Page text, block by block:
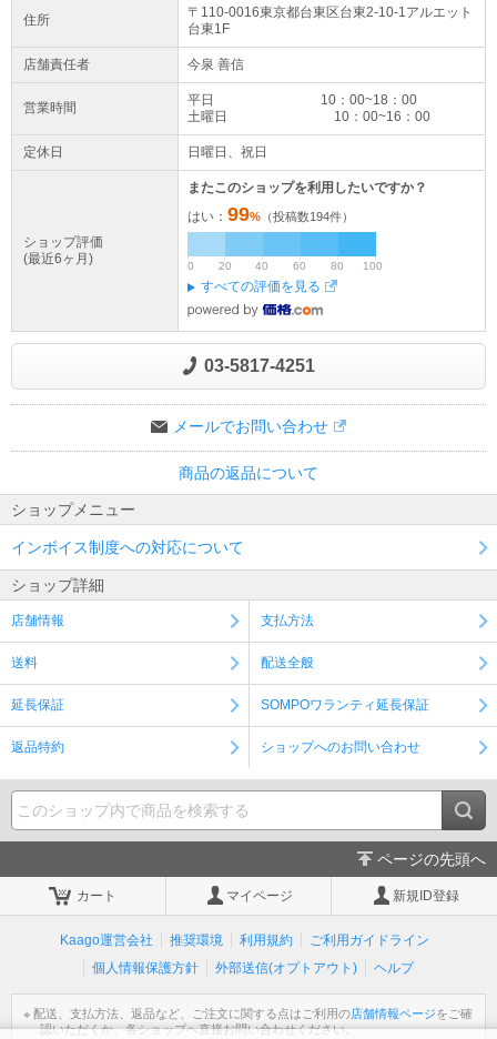
住所 〒110-0016東京都台東区台東2-10-1 アルエット
台東1F
店舗責任者 今泉 善信
営業時間
平日 10：00~18：00
土曜日 10：00~16：00
定休日 日曜日、祝日
ショップ評価
(最近6ヶ月)
またこのショップを利用したいですか？
はい： 99% （投稿数194件）
0 20 40 60 80 100
すべての評価を見る
03-5817-4251
メールでお問い合わせ
商品の返品について
ショップメニュー
インボイス制度への対応について
ショップ詳細
店舗情報 支払方法
送料 配送全般
延長保証 SOMPOワランティ延長保証
返品特約 ショップへのお問い合わせ
ページの先頭へ
カート マイページ 新規ID登録
Kaago運営会社 推奨環境 利用規約
ご利用ガイドライン
個人情報保護方針
外部送信(オプトアウト) ヘルプ
※ 配送、支払方法、返品など、ご注文に関する点はご利用の店舗情報ページをご確
認いただくか、各ショップへ直接お問い合わせください。